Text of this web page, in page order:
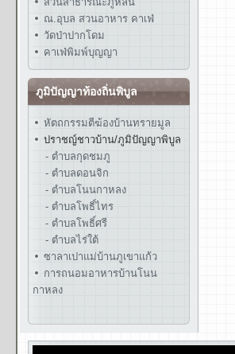
ณ.อุบล สวนอาหาร คาเฟ่
วัดป่าปากโดม
คาเฟ่พิมพ์บุญญา
ภูมิปัญญาท้องถิ่นพิบูล
หัตถกรรมตีฆ้องบ้านทรายมูล
ปราชญ์ชาวบ้าน/ภูมิปัญญาพิบูล
- ตำบลกุดชมภู
- ตำบลดอนจิก
- ตำบลโนนกาหลง
- ตำบลโพธิ์ไทร
- ตำบลโพธิ์ศรี
- ตำบลไร่ใต้
ซาลาเปาแม่บ้านภูเขาแก้ว
การถนอมอาหารบ้านโนน
กาหลง